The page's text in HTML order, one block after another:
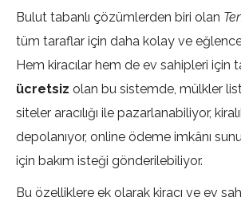
Bulut tabanlı çözümlerden biri olan
tüm taraflar için daha kolay ve
Hem kiracılar hem de ev sahipleri için
ücretsiz olan bu sistemde, mülkler
siteler aracılığı ile pazarlanabiliyor,
depolanıyor, online ödeme imkânı
için bakım isteği gönderilebiliyor.
Bu özelliklere ek olarak kiracı ve ev